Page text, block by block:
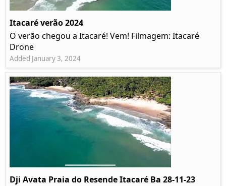
Itacaré verão 2024
O verão chegou a Itacaré! Vem! Filmagem: Itacaré
Drone
Added January 3, 2024
Dji Avata Praia do Resende Itacaré Ba 28-11-23